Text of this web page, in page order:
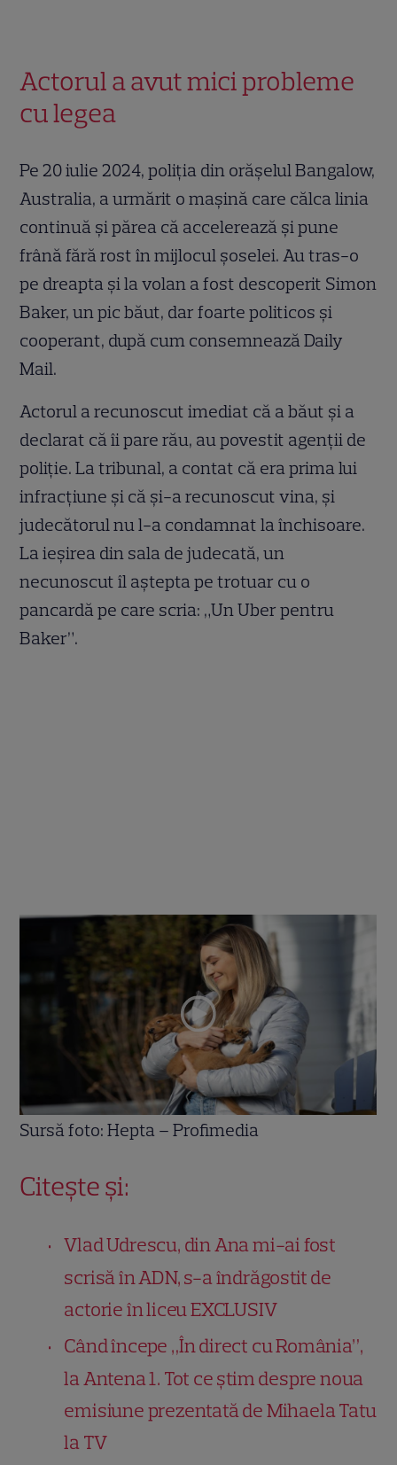
Actorul a avut mici probleme
cu legea
Pe 20 iulie 2024, poliția din orășelul Bangalow,
Australia, a urmărit o mașină care călca linia
continuă și părea că accelerează și pune
frână fără rost în mijlocul șoselei. Au tras-o
pe dreapta și la volan a fost descoperit Simon
Baker, un pic băut, dar foarte politicos și
cooperant, după cum consemnează Daily
Mail.
Actorul a recunoscut imediat că a băut și a
declarat că îi pare rău, au povestit agenții de
poliție. La tribunal, a contat că era prima lui
infracțiune și că și-a recunoscut vina, și
judecătorul nu l-a condamnat la închisoare.
La ieșirea din sala de judecată, un
necunoscut îl aștepta pe trotuar cu o
pancardă pe care scria: „Un Uber pentru
Baker”.
Sursă foto: Hepta – Profimedia
Citește și:
Vlad Udrescu, din Ana mi-ai fost
scrisă în ADN, s-a îndrăgostit de
actorie în liceu EXCLUSIV
Când începe „În direct cu România”,
la Antena 1. Tot ce știm despre noua
emisiune prezentată de Mihaela Tatu
la TV